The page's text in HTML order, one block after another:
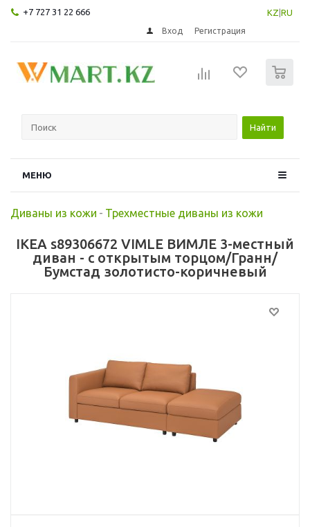
+7 727 31 22 666 KZ RU
Вход Регистрация
Найти
МЕНЮ
Диваны из кожи - Трехместные диваны из кожи
IKEA s89306672 VIMLE ВИМЛЕ 3-местный
диван - с открытым торцом/Гранн/
Бумстад золотисто-коричневый